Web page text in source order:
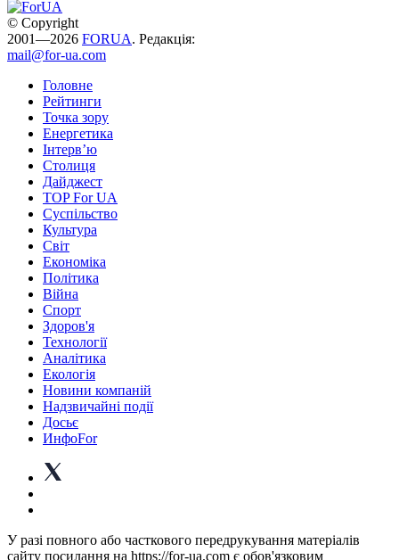
© Copyright
2001—2026 FORUA. Редакція:
mail@for-ua.com
Головне
Рейтинги
Точка зору
Енергетика
Інтерв’ю
Столиця
Дайджест
TOP For UA
Суспiльство
Культура
Світ
Економіка
Політика
Війна
Спорт
Здоров'я
Технології
Аналітика
Екологія
Новини компаній
Надзвичайні події
Досьє
ИнфоFor
У разі повного або часткового передрукування матеріалів
сайту посилання на https://for-ua.com є обов'язковим